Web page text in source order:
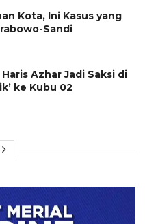
Kota, Ini Kasus yang
Sandi
Azhar Jadi Saksi di
ke Kubu 02